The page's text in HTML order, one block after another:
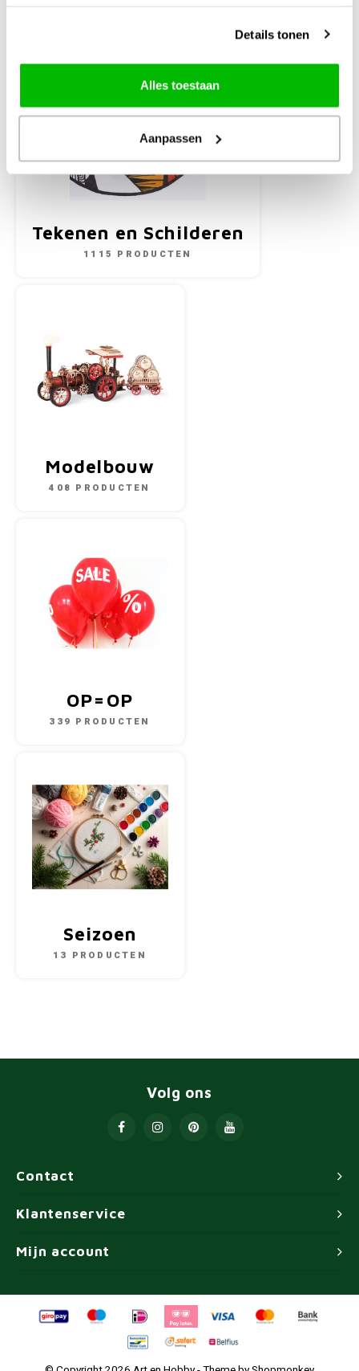
Details tonen
Alles toestaan
Aanpassen
Tekenen en Schilderen
1115 PRODUCTEN
Modelbouw
408 PRODUCTEN
OP=OP
339 PRODUCTEN
Seizoen
13 PRODUCTEN
Contact
Volg ons
Klantenservice
Mijn account